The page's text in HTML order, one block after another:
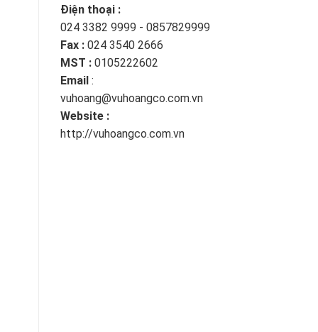
Điện thoại :
024 3382 9999 - 0857829999
Fax : 024 3540 2666
MST : 0105222602
Email :
vuhoang@vuhoangco.com.vn
Website :
http://vuhoangco.com.vn